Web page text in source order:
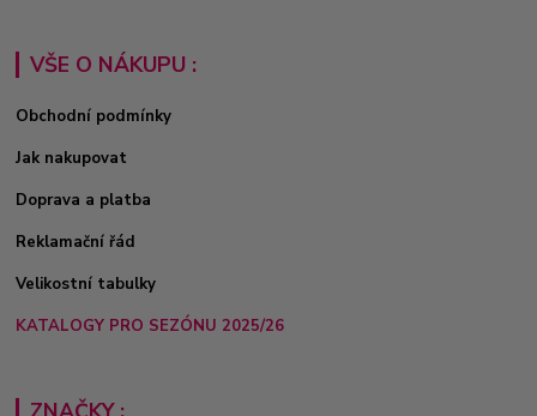
VŠE O NÁKUPU :
Obchodní podmínky
Jak nakupovat
Doprava a platba
Reklamační řád
Velikostní tabulky
KATALOGY PRO SEZÓNU 2025/26